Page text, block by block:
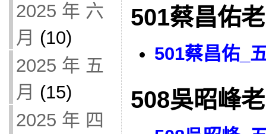
2025 年 六
月 (10)
2025 年 五
月 (15)
2025 年 四
501蔡昌佑
501蔡昌佑_
508吳昭峰